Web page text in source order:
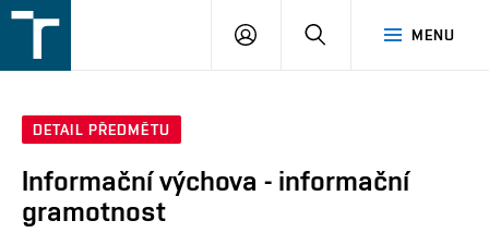
v
MENU
PŘIHLÁŠENÍ
DETAIL PŘEDMĚTU
Informační výchova - informační
gramotnost